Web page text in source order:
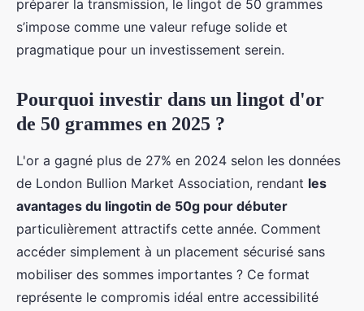
préparer la transmission, le lingot de 50 grammes
s’impose comme une valeur refuge solide et
pragmatique pour un investissement serein.
Pourquoi investir dans un lingot d'or
de 50 grammes en 2025 ?
L'or a gagné plus de 27% en 2024 selon les données
de London Bullion Market Association, rendant les
avantages du lingotin de 50g pour débuter
particulièrement attractifs cette année. Comment
accéder simplement à un placement sécurisé sans
mobiliser des sommes importantes ? Ce format
représente le compromis idéal entre accessibilité